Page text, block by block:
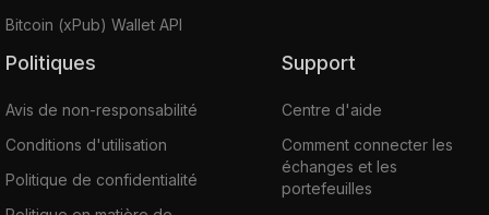
Bitcoin (xPub) Wallet API
Politiques
Avis de non-responsabilité
Conditions d'utilisation
Politique de confidentialité
Support
Centre d'aide
Comment connecter les
échanges et les
portefeuilles